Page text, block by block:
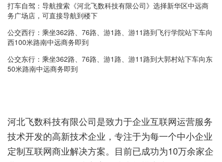
打车自驾：导航搜索《河北飞数科技有限公司》选择新华区中远商
务广场店，可直接导航到楼下
公交西行：乘坐362路、76路、游1路、游11路到飞行学院站下车向
西100米路南中远商务即到
公交东行：乘坐362路、76路、游1路、游11路到大郭村站下车向东
50米路南中远商务即到
河北飞数科技有限公司是致力于企业互联网运营服务
技术开发的高新技术企业，专注于为每一个中小企业
定制互联网商业解决方案。 目前已成功为10万余家企